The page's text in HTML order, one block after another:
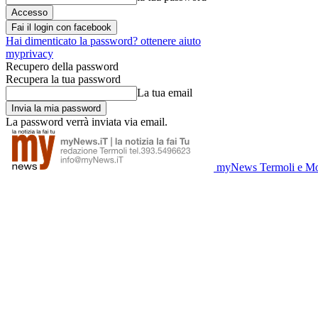
Fai il login con facebook
Hai dimenticato la password? ottenere aiuto
myprivacy
Recupero della password
Recupera la tua password
La tua email
La password verrà inviata via email.
myNews Termoli e